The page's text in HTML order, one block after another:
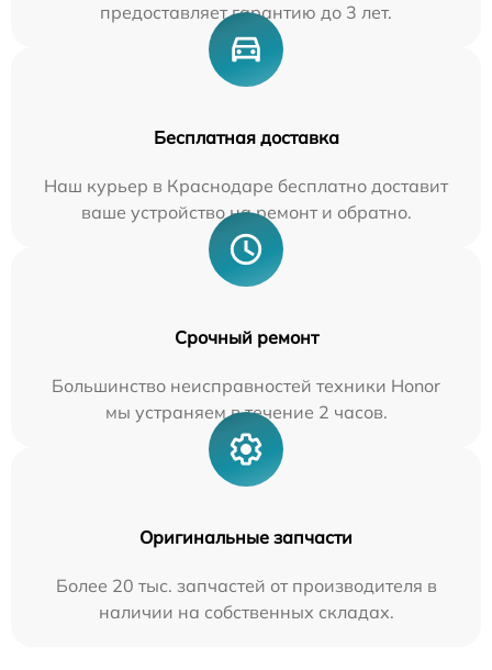
предоставляет гарантию до 3 лет.
Бесплатная доставка
Наш курьер в Краснодаре бесплатно доставит
ваше устройство на ремонт и обратно.
Срочный ремонт
Большинство неисправностей техники Honor
мы устраняем в течение 2 часов.
Оригинальные запчасти
Более 20 тыс. запчастей от производителя в
наличии на собственных складах.